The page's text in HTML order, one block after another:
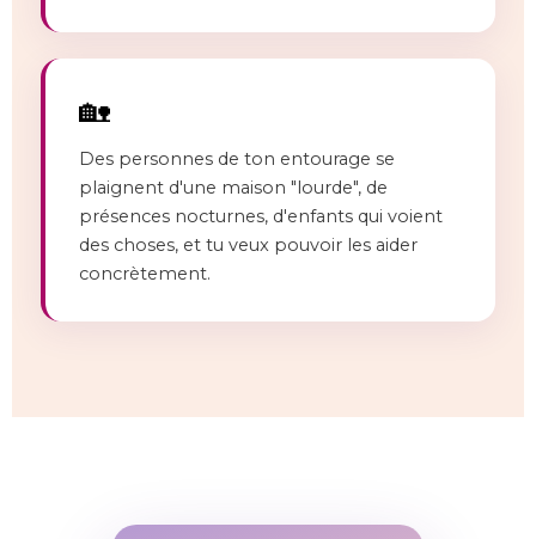
🏡
Des personnes de ton entourage se
plaignent d'une maison "lourde", de
présences nocturnes, d'enfants qui voient
des choses, et tu veux pouvoir les aider
concrètement.